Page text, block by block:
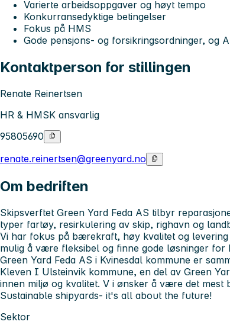
Varierte arbeidsoppgaver og høyt tempo
Konkurransedyktige betingelser
Fokus på HMS
Gode pensjons- og forsikringsordninger, og
Kontaktperson for stillingen
Renate Reinertsen
HR & HMSK ansvarlig
95805690
renate.reinertsen@greenyard.no
Om bedriften
Skipsverftet Green Yard Feda AS tilbyr
typer fartøy, resirkulering av skip, righavn og
Vi har fokus på bærekraft, høy kvalitet og levering
mulig å være fleksibel og finne gode løsninger for
Green Yard Feda AS i Kvinesdal kommune er
Kleven I Ulsteinvik kommune, en del av Green
innen miljø og kvalitet. V i ønsker å være det
Sustainable shipyards- it's all about the future!
Sektor